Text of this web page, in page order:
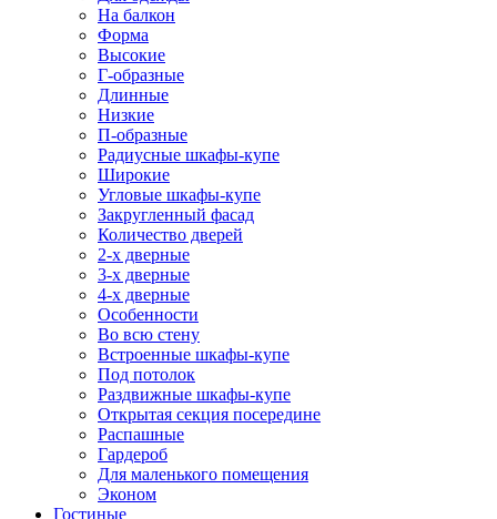
На балкон
Форма
Высокие
Г-образные
Длинные
Низкие
П-образные
Радиусные шкафы-купе
Широкие
Угловые шкафы-купе
Закругленный фасад
Количество дверей
2-х дверные
3-х дверные
4-х дверные
Особенности
Во всю стену
Встроенные шкафы-купе
Под потолок
Раздвижные шкафы-купе
Открытая секция посередине
Распашные
Гардероб
Для маленького помещения
Эконом
Гостиные